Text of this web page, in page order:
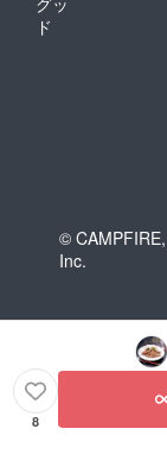
ド
© CAMPFIRE,
Inc.
8